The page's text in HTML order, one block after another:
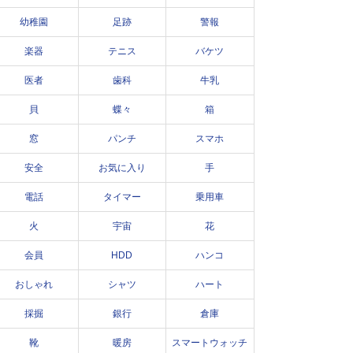
幼稚園 足跡 警報
楽器 テニス バケツ
医者 歯科 牛乳
貝 蝶々 箱
窓 パンチ スマホ
安全 お気に入り 手
電話 タイマー 乗用車
火 宇宙 花
会員 HDD ハンコ
おしゃれ シャツ ハート
採掘 銀行 倉庫
靴 暖房 スマートウォッチ